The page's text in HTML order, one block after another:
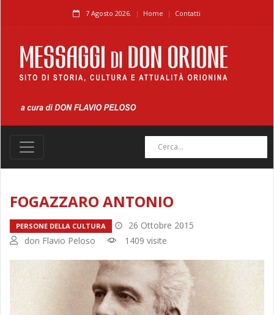
7 Agosto 2026. Home Contatti
FOGAZZARO ANTONIO
PERSONE DELLA CULTURA
26 Ottobre 2015
don Flavio Peloso
1409 visite